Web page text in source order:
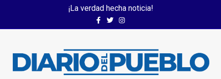
¡La verdad hecha noticia!
FacebookTwitterInstagram